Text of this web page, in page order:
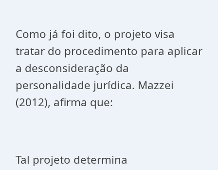
Como já foi dito, o projeto visa
tratar do procedimento para aplicar
a desconsideração da
personalidade jurídica. Mazzei
(2012), afirma que:
Tal projeto determina